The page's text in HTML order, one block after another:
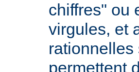
chiffres" ou
virgules, et
rationnelles
permettent